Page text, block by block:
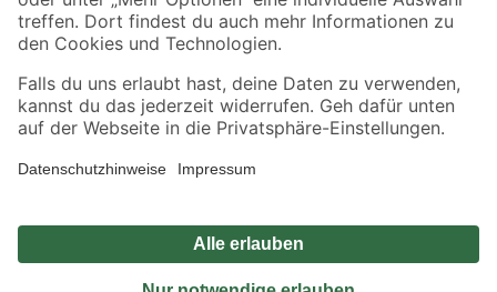
Zur Newsletter Anmeldung
Folge uns